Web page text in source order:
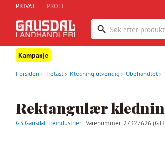
PRIVAT PROFF
Kampanje
Forsiden Trelast Kledning utvendig Ubehandlet
Rektangulær
G3 Gausdal Treindustrier Varenummer: 27327626